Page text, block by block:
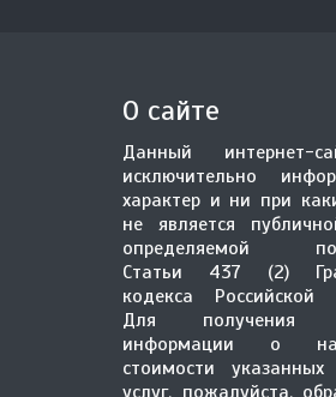
О сайте
Данный интернет-
исключительно
характер и ни при
не является
определяемой
Статьи 437 (2)
кодекса Российской
Для получения
информации о
стоимости
услуг, пожалуйста,